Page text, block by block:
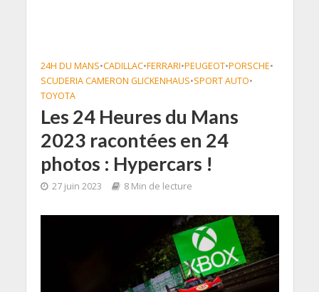
24H DU MANS•CADILLAC•FERRARI•PEUGEOT•PORSCHE•
SCUDERIA CAMERON GLICKENHAUS•SPORT AUTO•
TOYOTA
Les 24 Heures du Mans
2023 racontées en 24
photos : Hypercars !
27 juin 2023 8 Min de lecture